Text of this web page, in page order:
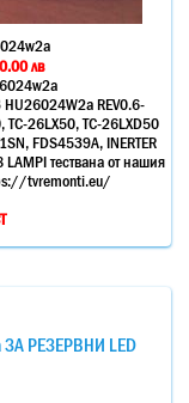
лв
REV0.6-
TC-26LX50, TC-26LXD50
FDS4539A, INERTER
тествана от нашия
tvremonti.eu/
ЗА РЕЗЕРВНИ LED